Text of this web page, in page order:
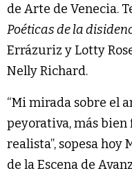
de Arte de Venecia.
Poéticas de la
Errázuriz y Lotty
Nelly Richard.
“Mi mirada sobre el
peyorativa, más
realista”, sopesa hoy
de la Escena de